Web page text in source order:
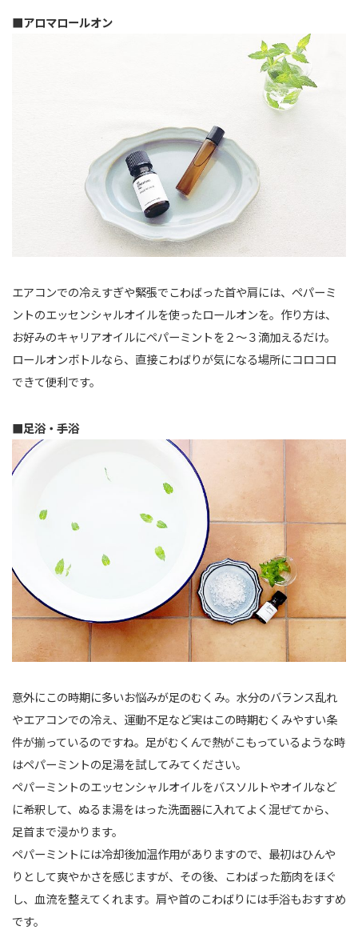
■アロマロールオン
エアコンでの冷えすぎや緊張でこわばった首や肩には、ペパーミ
ントのエッセンシャルオイルを使ったロールオンを。作り方は、
お好みのキャリアオイルにペパーミントを２〜３滴加えるだけ。
ロールオンボトルなら、直接こわばりが気になる場所にコロコロ
できて便利です。
■足浴・手浴
意外にこの時期に多いお悩みが足のむくみ。水分のバランス乱れ
やエアコンでの冷え、運動不足など実はこの時期むくみやすい条
件が揃っているのですね。足がむくんで熱がこもっているような時
はペパーミントの足湯を試してみてください。
ペパーミントのエッセンシャルオイルをバスソルトやオイルなど
に希釈して、ぬるま湯をはった洗面器に入れてよく混ぜてから、
足首まで浸かります。
ペパーミントには冷却後加温作用がありますので、最初はひんや
りとして爽やかさを感じますが、その後、こわばった筋肉をほぐ
し、血流を整えてくれます。肩や首のこわばりには手浴もおすすめ
です。